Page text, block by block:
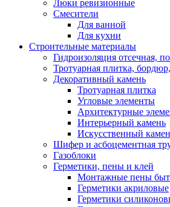
Люки ревизионные
Смесители
Для ванной
Для кухни
Строительные материалы
Гидроизоляция отсечная,
Тротуарная плитка,
Декоративный камень
Тротуарная плитка
Угловые элементы
Архитектурные
Интерьерный камень
Искусственный
Шифер и асбоцементная
Газоблоки
Герметики, пены и клей
Монтажные пены
Герметики акриловые
Герметики